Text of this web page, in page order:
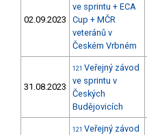
02.09.2023
ve sprintu + ECA
Cup + MČR
veteránů v
Českém Vrbném
31.08.2023
121 Veřejný závod
ve sprintu v
Českých
Budějovicích
121 Veřejný závod